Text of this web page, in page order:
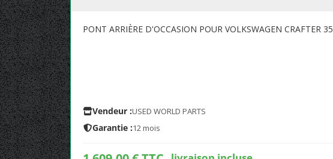
PONT ARRIÈRE D'OCCASION POUR VOLKSWAGEN CRAFTER 35
Vendeur :USED WORLD PARTS
Garantie :12 mois